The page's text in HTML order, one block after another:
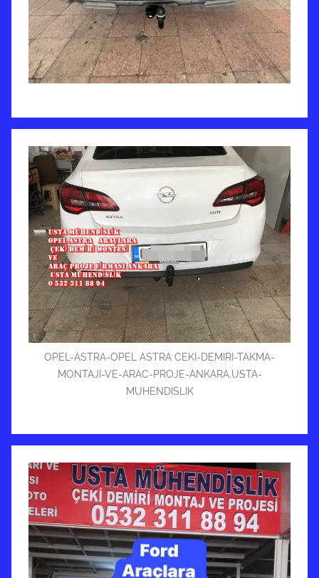
OPEL-ASTRA-OPEL ASTRA CEKI-DEMIRI-TAKMA-
MONTAJI-VE-ARAC-PROJE-ANKARA.USTA-
MUHENDISLIK